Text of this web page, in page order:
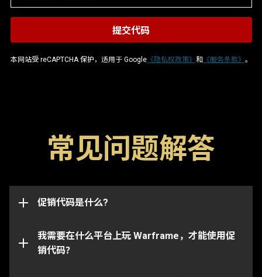
本网站受 reCAPTCHA 保护，适用于 Google《隐私权政策》 和 《服务条款》 。
常见问题解答
促销代码是什么?
促销代码是用于解锁游戏内物品，比如浮印、加成道具
限，一旦过期将无法使用。促销代码也可能与特定的账
号绑定，并且仅适用于最初收到代码的账号。
我需要在什么平台上玩 Warframe，才能使用促
销代码？
Warframe 账号所关联的任何平台。
请注意， 特定的代码只能在相对应的平台上使用。请
确保你登录到与所选平台绑定的 Warframe 账号。